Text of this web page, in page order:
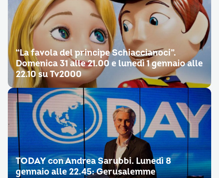
“La favola del principe Schiaccianoci”.
Domenica 31 alle 21.00 e lunedì 1 gennaio alle
22.10 su Tv2000
TODAY con Andrea Sarubbi. Lunedì 8
gennaio alle 22.45: Gerusalemme